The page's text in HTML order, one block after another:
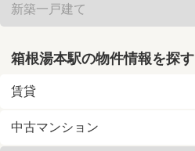
新築一戸建て
箱根湯本駅の物件情報を探す
賃貸
中古マンション